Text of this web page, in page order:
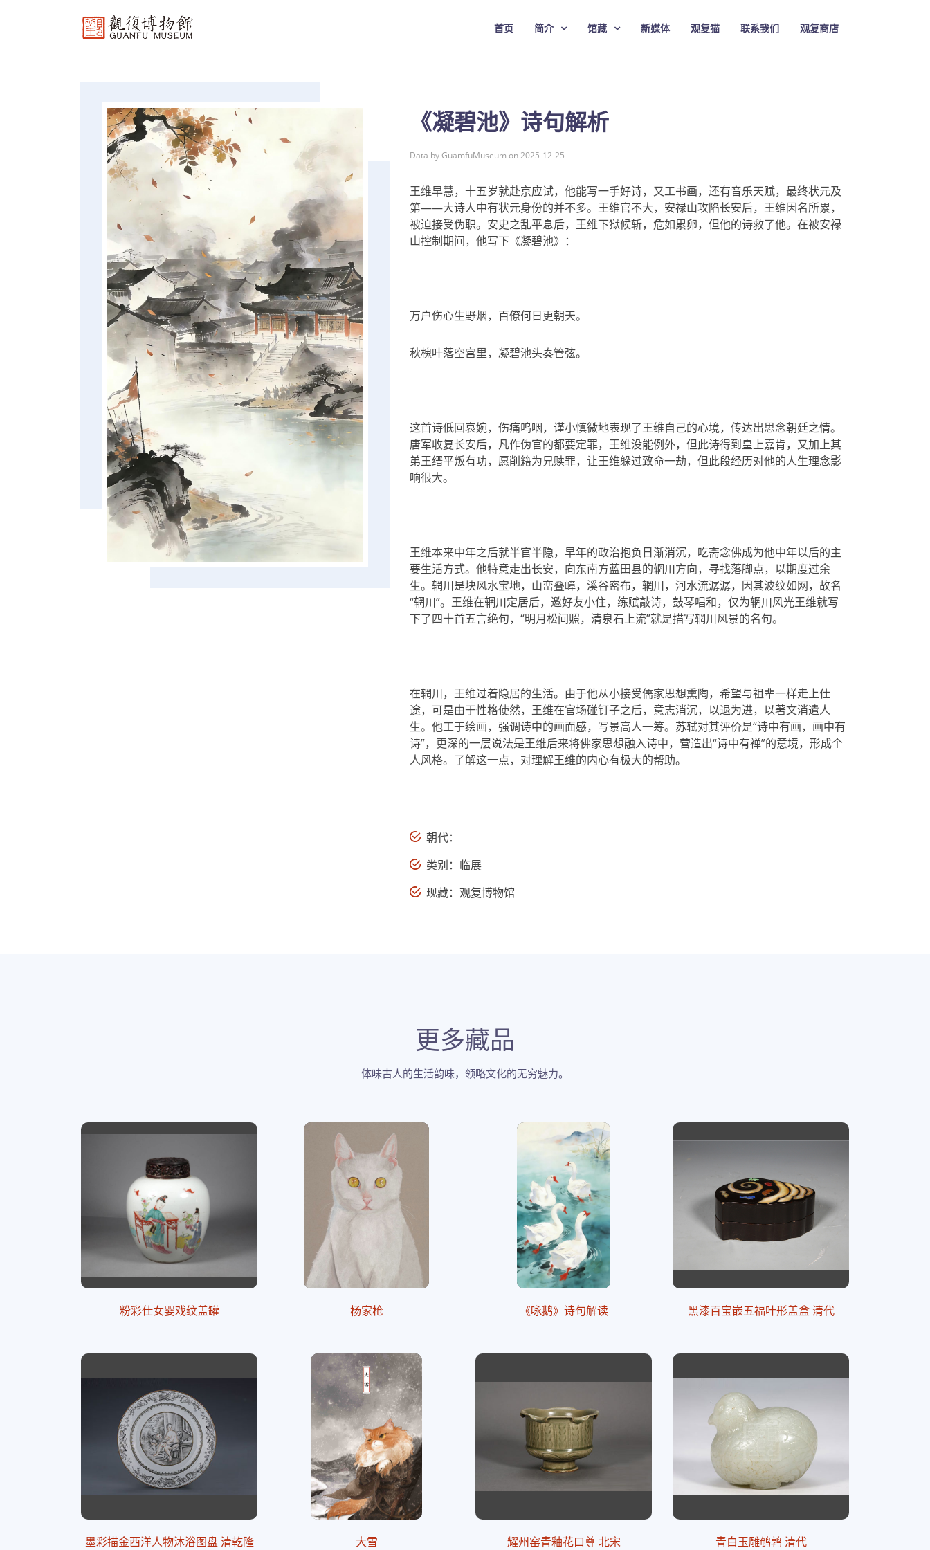
首页 简介 馆藏 新媒体 观复猫 联系我们 观复商店
《凝碧池》诗句解析
Data by GuamfuMuseum on 2025-12-25
王维早慧，十五岁就赴京应试，他能写一手好诗，又工书画，还有音乐天赋，最终状元及
第——大诗人中有状元身份的并不多。王维官不大，安禄山攻陷长安后，王维因名所累，
被迫接受伪职。安史之乱平息后，王维下狱候斩，危如累卵，但他的诗救了他。在被安禄
山控制期间，他写下《凝碧池》：
万户伤心生野烟，百僚何日更朝天。
秋槐叶落空宫里，凝碧池头奏管弦。
这首诗低回哀婉，伤痛呜咽，谨小慎微地表现了王维自己的心境，传达出思念朝廷之情。
唐军收复长安后，凡作伪官的都要定罪，王维没能例外，但此诗得到皇上嘉肯，又加上其
弟王缙平叛有功，愿削籍为兄赎罪，让王维躲过致命一劫，但此段经历对他的人生理念影
响很大。
王维本来中年之后就半官半隐，早年的政治抱负日渐消沉，吃斋念佛成为他中年以后的主
要生活方式。他特意走出长安，向东南方蓝田县的辋川方向，寻找落脚点，以期度过余
生。辋川是块风水宝地，山峦叠嶂，溪谷密布，辋川，河水流潺潺，因其波纹如网，故名
“辋川”。王维在辋川定居后，邀好友小住，练赋敲诗，鼓琴唱和，仅为辋川风光王维就写
下了四十首五言绝句，“明月松间照，清泉石上流”就是描写辋川风景的名句。
在辋川，王维过着隐居的生活。由于他从小接受儒家思想熏陶，希望与祖辈一样走上仕
途，可是由于性格使然，王维在官场碰钉子之后，意志消沉，以退为进，以著文消遣人
生。他工于绘画，强调诗中的画面感，写景高人一筹。苏轼对其评价是“诗中有画，画中有
诗”，更深的一层说法是王维后来将佛家思想融入诗中，营造出“诗中有禅”的意境，形成个
人风格。了解这一点，对理解王维的内心有极大的帮助。
朝代：
类别：临展
现藏：观复博物馆
更多藏品
体味古人的生活韵味，领略文化的无穷魅力。
粉彩仕女婴戏纹盖罐 杨家枪 《咏鹅》诗句解读 黑漆百宝嵌五福叶形盖盒 清代
墨彩描金西洋人物沐浴图盘 清乾隆 大雪 耀州窑青釉花口尊 北宋 青白玉雕鹌鹑 清代